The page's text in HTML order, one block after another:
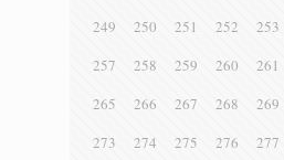
249
250 251 252 253
257
258 259 260 261
265
266 267 268 269
273
274 275 276 277